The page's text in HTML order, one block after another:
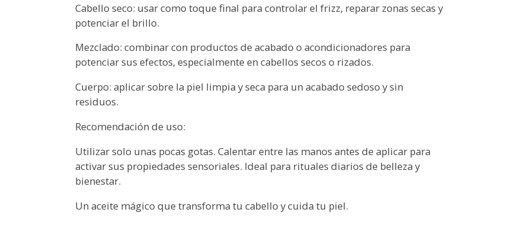
Cabello seco: usar como toque final para controlar el frizz, reparar zonas secas y
potenciar el brillo.
Mezclado: combinar con productos de acabado o acondicionadores para
potenciar sus efectos, especialmente en cabellos secos o rizados.
Cuerpo: aplicar sobre la piel limpia y seca para un acabado sedoso y sin
residuos.
Recomendación de uso:
Utilizar solo unas pocas gotas. Calentar entre las manos antes de aplicar para
activar sus propiedades sensoriales. Ideal para rituales diarios de belleza y
bienestar.
Un aceite mágico que transforma tu cabello y cuida tu piel.